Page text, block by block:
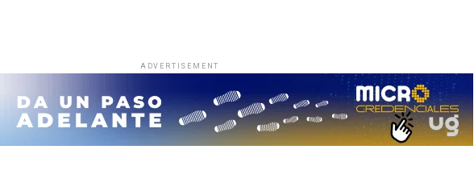
ADVERTISEMENT